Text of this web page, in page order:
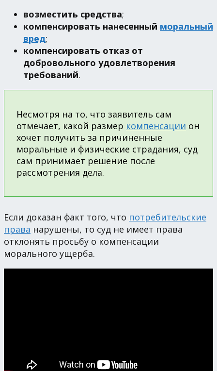
возместить средства;
компенсировать нанесенный моральный
вред;
компенсировать отказ от
добровольного удовлетворения
требований.
Несмотря на то, что заявитель сам
отмечает, какой размер компенсации он
хочет получить за причиненные
моральные и физические страдания, суд
сам принимает решение после
рассмотрения дела.
Если доказан факт того, что потребительские
права нарушены, то суд не имеет права
отклонять просьбу о компенсации
морального ущерба.